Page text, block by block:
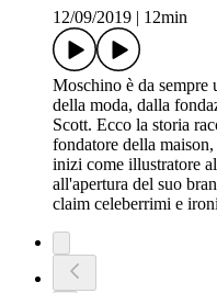
12/09/2019
12min
Moschino è da
della moda, dalla
Scott. Ecco la storia
fondatore della
inizi come illustratore
all'apertura del suo
claim celeberrimi e